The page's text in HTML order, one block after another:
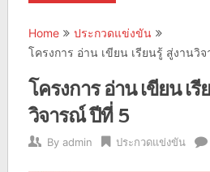
Home
ประกวดแข่งขัน
โครงการ อ่าน เขียน เรียนรู้ สู่งานวิ
โครงการ อ่าน เขียน เ
วิจารณ์ ปีที่ 5
By admin ประกวดแข่งขัน